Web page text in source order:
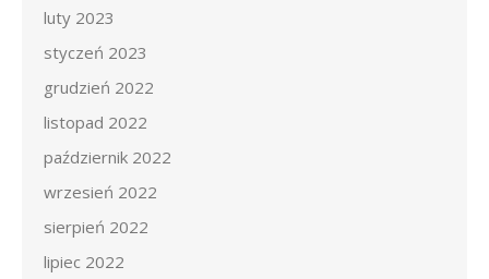
luty 2023
styczeń 2023
grudzień 2022
listopad 2022
październik 2022
wrzesień 2022
sierpień 2022
lipiec 2022